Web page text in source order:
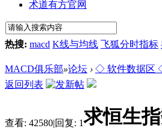
术道有方官网
热搜: macd K线与均线 飞狐分时指标
MACD俱乐部»论坛 › ◇ 软件数据区
返回列表
查看: 42580|回复: 1求恒生